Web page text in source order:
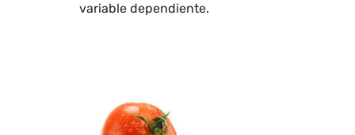
variable dependiente.